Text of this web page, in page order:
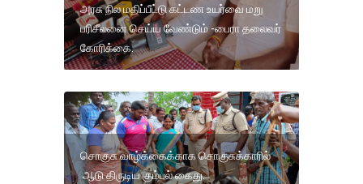
அரசு நில மதிப்பீட்டு கட்டண உயர்வை மறு
பரிசீலனை செய்ய வேண்டும் -பைரா தலைவர்
கோரிக்கை.
சொகுசு வாழ்க்கைக்காக சொகுசுக்காரில்
ஆடு திருடிய கும்பல் கைது.